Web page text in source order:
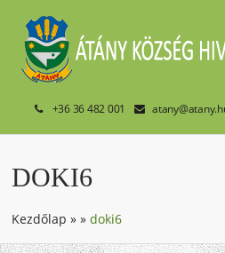
+36 36 482 001
DOKI6
Kezdőlap »»doki6